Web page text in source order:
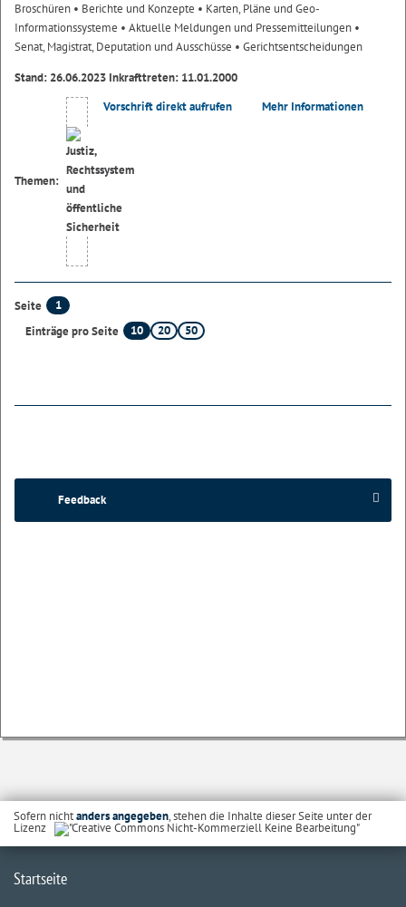
Broschüren • Berichte und Konzepte • Karten, Pläne und Geo-
Informationssysteme • Aktuelle Meldungen und Pressemitteilungen •
Senat, Magistrat, Deputation und Ausschüsse • Gerichtsentscheidungen
Stand: 26.06.2023 Inkrafttreten: 11.01.2000
Themen:
Vorschrift direkt aufrufen Mehr Informationen
Seite
1
Einträge pro Seite
10 20 50
Feedback
Sofern nichtanders angegeben, stehen die Inhalte dieser Seite unter der
Lizenz
Startseite